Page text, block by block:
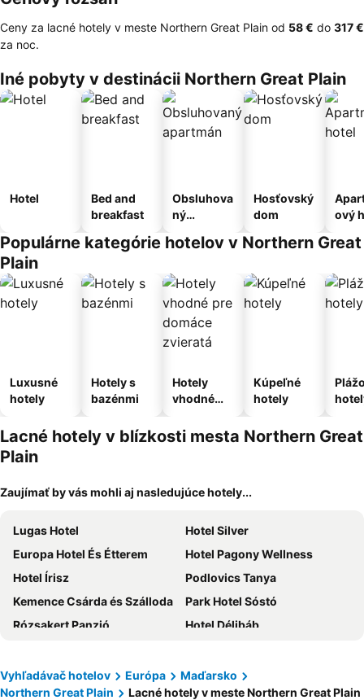
Ceny za lacné hotely v meste Northern Great Plain od ‎58 € do ‎317 €
za noc.
Iné pobyty v destinácii Northern Great Plain
Hotel
Bed and
breakfast
Obsluhova
ný
Hosťovský
dom
ový
Populárne kategórie hotelov v Northern Great
Plain
Luxusné
hotely
Hotely s
bazénmi
Hotely
vhodné
domáce
zvieratá
Kúpeľné
hotely
Lacné hotely v blízkosti mesta Northern Great
Plain
Zaujímať by vás mohli aj nasledujúce hotely...
Lugas Hotel
Hotel Silver
Europa Hotel És Étterem
Hotel Pagony Wellness
Hotel Írisz
Podlovics Tanya
Kemence Csárda és Szálloda
Park Hotel Sóstó
Rózsakert Panzió
Hotel Délibáb
Hotel Rudolf
Centrál Hotel
Aventinus Hotel
Hunguest Hotel Sóstó
Vyhľadávač hotelov Európa
Maďarsko
Northern Great Plain
Lacné hotely v meste Northern Great Plain